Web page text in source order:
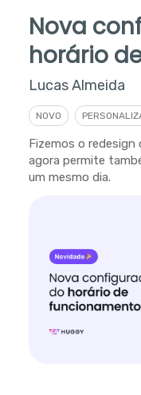
Nova
horário
Lucas Almeida
NOVO
Fizemos o
agora permite
um mesmo dia.